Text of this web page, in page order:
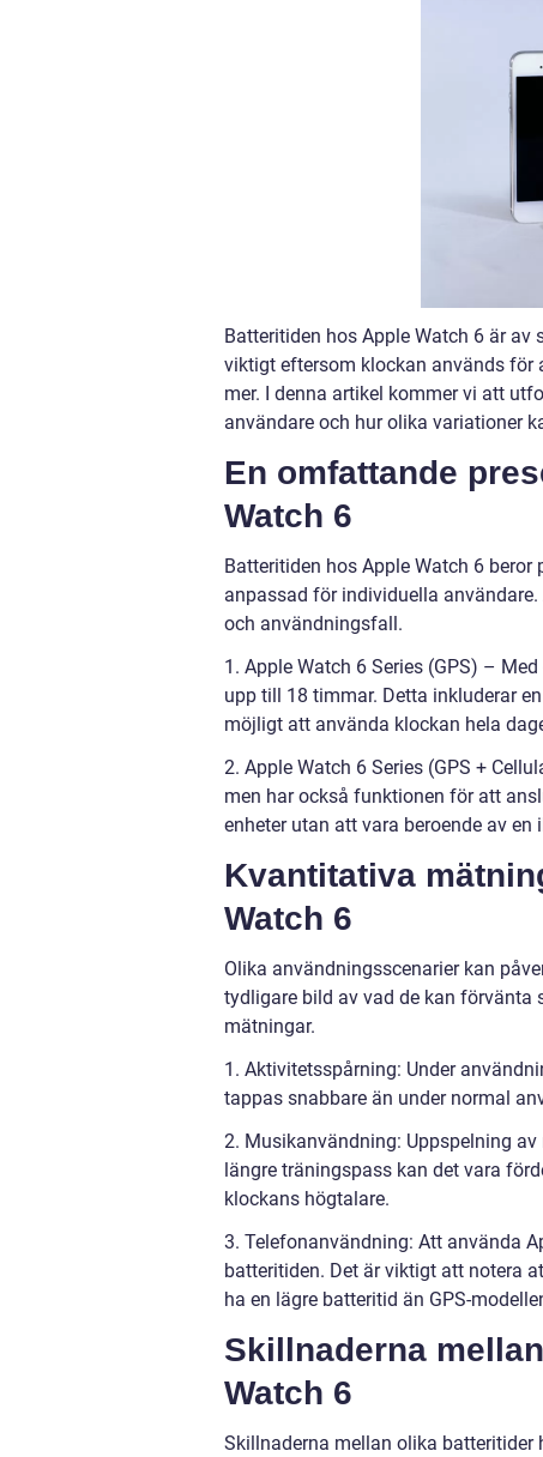
Batteritiden hos Apple Watch 6 är
viktigt eftersom klockan används för
mer. I denna artikel kommer vi att
användare och hur olika variationer
En omfattande
Watch 6
Batteritiden hos Apple Watch 6
anpassad för individuella
och användningsfall.
1. Apple Watch 6 Series (GPS) –
upp till 18 timmar. Detta inkluderar
möjligt att använda klockan hela
2. Apple Watch 6 Series (GPS +
men har också funktionen för att
enheter utan att vara beroende av
Kvantitativa
Watch 6
Olika användningsscenarier kan
tydligare bild av vad de kan
mätningar.
1. Aktivitetsspårning: Under
tappas snabbare än under normal
2. Musikanvändning: Uppspelning
längre träningspass kan det vara
klockans högtalare.
3. Telefonanvändning: Att använda
batteritiden. Det är viktigt att notera
ha en lägre batteritid än GPS-
Skillnaderna
Watch 6
Skillnaderna mellan olika batteritider